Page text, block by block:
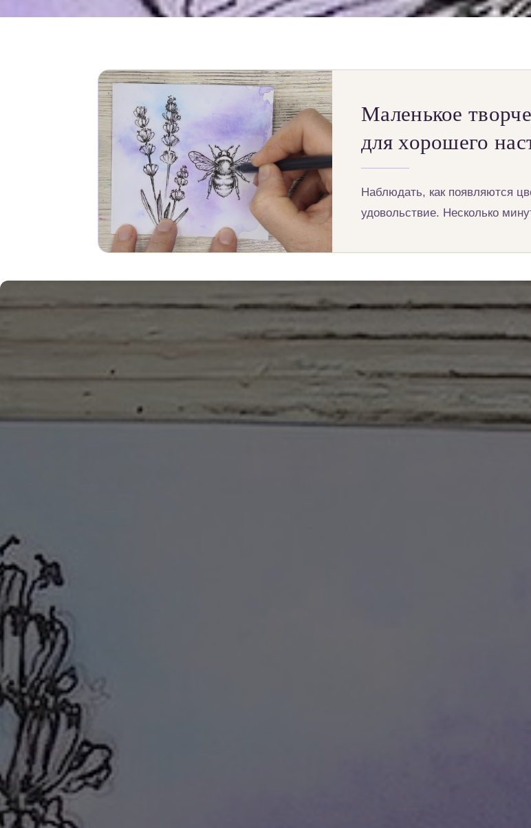
Маленькое
для хорошего
Наблюдать, как появляются
удовольствие. Несколько